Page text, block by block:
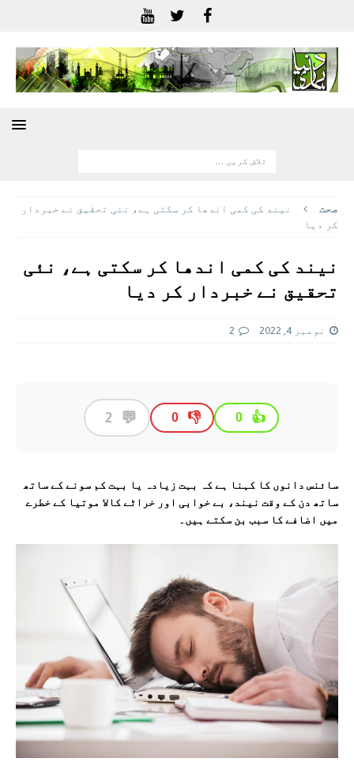
صحت
نیند کی کمی اندھا کر سکتی ہے، نئی تحقیق نے خبردار
کر دیا
نیند کی کمی اندھا کر سکتی ہے، نئی
تحقیق نے خبردار کر دیا
نومبر 4, 2022 2
👍
0
👎
0
💬
2
سائنس دانوں کا کہنا ہے کہ بہت زیادہ یا بہت کم سونے کے ساتھ
ساتھ دن کے وقت نیند، بے خوابی اور خراٹے کالا موتیا کے خطرے
میں اضافے کا سبب بن سکتے ہیں۔